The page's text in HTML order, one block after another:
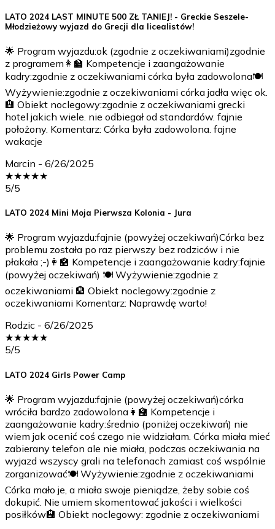
LATO 2024 LAST MINUTE 500 ZŁ TANIEJ! - Greckie Seszele-
Młodzieżowy wyjazd do Grecji dla licealistów!
🌟 Program wyjazdu:ok (zgodnie z oczekiwaniami)zgodnie
z programem👩‍🏫 Kompetencje i zaangażowanie
kadry:zgodnie z oczekiwaniami córka była zadowolona🍽️
Wyżywienie:zgodnie z oczekiwaniami córka jadła więc ok.
🏨 Obiekt noclegowy:zgodnie z oczekiwaniami grecki
hotel jakich wiele. nie odbiegał od standardów. fajnie
położony. Komentarz: Córka była zadowolona. fajne
wakacje
Marcin - 6/26/2025
★★★★★
5/5
LATO 2024 Mini Moja Pierwsza Kolonia - Jura
🌟 Program wyjazdu:fajnie (powyżej oczekiwań)Córka bez
problemu została po raz pierwszy bez rodziców i nie
płakała ;-)👩‍🏫 Kompetencje i zaangażowanie kadry:fajnie
(powyżej oczekiwań) 🍽️ Wyżywienie:zgodnie z
oczekiwaniami 🏨 Obiekt noclegowy:zgodnie z
oczekiwaniami Komentarz: Naprawdę warto!
Rodzic - 6/26/2025
★★★★★
5/5
LATO 2024 Girls Power Camp
🌟 Program wyjazdu:fajnie (powyżej oczekiwań)córka
wróciła bardzo zadowolona👩‍🏫 Kompetencje i
zaangażowanie kadry:średnio (poniżej oczekiwań) nie
wiem jak ocenić coś czego nie widziałam. Córka miała mieć
zabierany telefon ale nie miała, podczas oczekiwania na
wyjazd wszyscy grali na telefonach zamiast coś wspólnie
zorganizować🍽️ Wyżywienie:zgodnie z oczekiwaniami
Córka mało je, a miała swoje pieniądze, żeby sobie coś
dokupić. Nie umiem skomentować jakości i wielkości
posiłków🏨 Obiekt noclegowy: zgodnie z oczekiwaniami